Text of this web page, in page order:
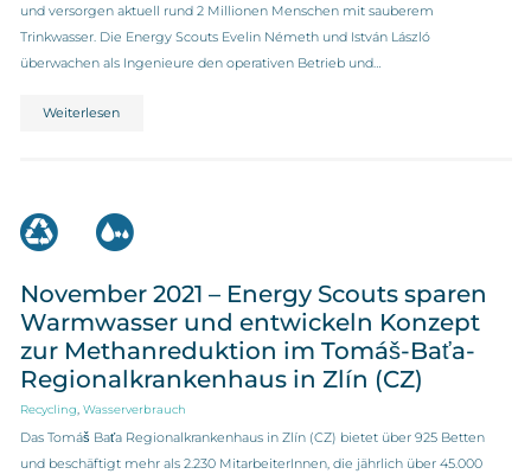
und versorgen aktuell rund 2 Millionen Menschen mit sauberem
Trinkwasser. Die Energy Scouts Evelin Németh und István László
überwachen als Ingenieure den operativen Betrieb und…
Weiterlesen
November 2021 – Energy Scouts sparen
Warmwasser und entwickeln Konzept
zur Methanreduktion im Tomáš-Baťa-
Regionalkrankenhaus in Zlín (CZ)
Recycling, Wasserverbrauch
Das Tomáš Baťa Regionalkrankenhaus in Zlín (CZ) bietet über 925 Betten
und beschäftigt mehr als 2.230 MitarbeiterInnen, die jährlich über 45.000